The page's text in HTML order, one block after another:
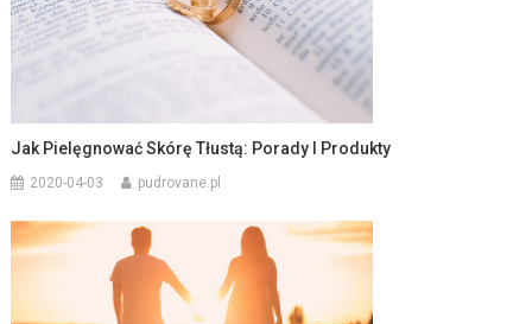
Jak Pielęgnować Skórę Tłustą: Porady I Produkty
2020-04-03 pudrovane.pl